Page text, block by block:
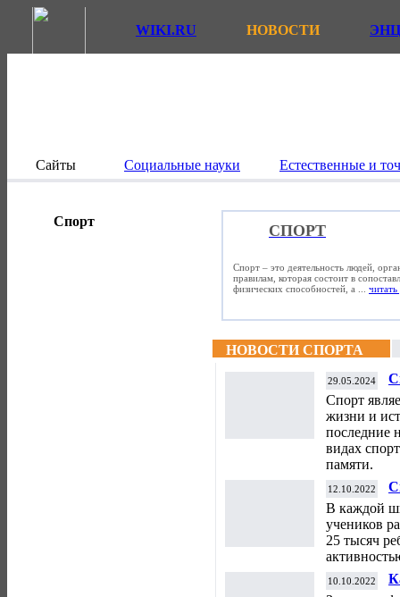
WIKI.RU НОВОСТИ
Сайты Социальные науки Естественные и
Спорт
СПОРТ
Спорт – это деятельность людей,
правилам, которая состоит в
физических способностей, а ... читать
НОВОСТИ СПОРТА
29.05.2024
Спорт
жизни и
последние
видах
памяти.
12.10.2022
В каждой
учеников
25 тысяч
10.10.2022